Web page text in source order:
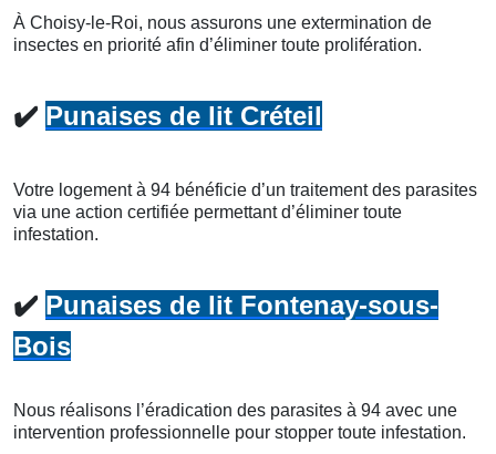
À Choisy-le-Roi, nous assurons une extermination de
insectes en priorité afin d’éliminer toute prolifération.
✔️ Punaises de lit Créteil
Votre logement à 94 bénéficie d’un traitement des parasites
via une action certifiée permettant d’éliminer toute
infestation.
✔️ Punaises de lit Fontenay-sous-
Bois
Nous réalisons l’éradication des parasites à 94 avec une
intervention professionnelle pour stopper toute infestation.